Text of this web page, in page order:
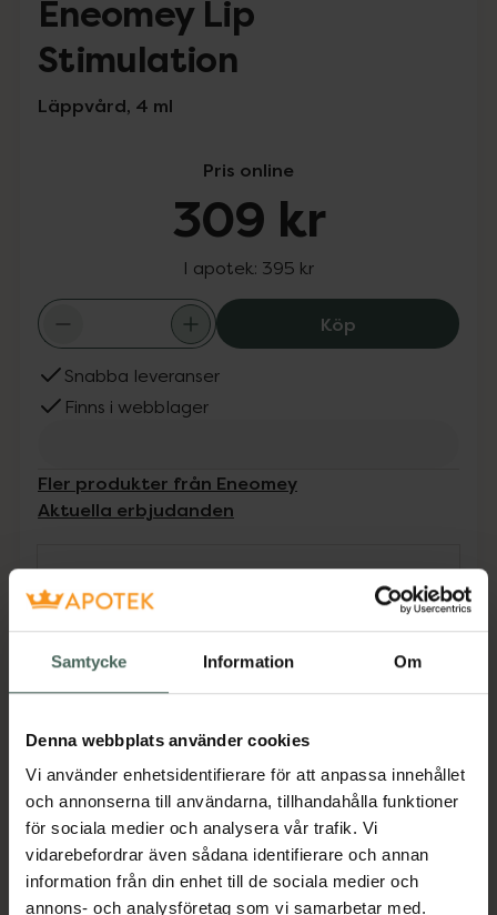
Samtycke Information Om
Denna webbplats använder cookies
Vi använder enhetsidentifierare för att anpassa innehållet
och annonserna till användarna, tillhandahålla funktioner
för sociala medier och analysera vår trafik. Vi
vidarebefordrar även sådana identifierare och annan
information från din enhet till de sociala medier och
annons- och analysföretag som vi samarbetar med.
Eneomey Lip
Stimulation
Läppvård, 4 ml
Pris online
309 kr
I apotek: 395 kr
KöpEneomey Lip
Snabba leveranser
Finns i webblager
Fler produkter från Eneomey
Aktuella erbjudanden
Beskrivning Dölj
på läpparna samt har anti-aging effekt på
läpplinjerna och fuktar intensivt. Sodium
ester Guarana extrakt
Jämförpris 98,75 kr/ml
EAN:03664397000097
Kategorier:
Ansiktsserum Ansiktsvård
Hudvård